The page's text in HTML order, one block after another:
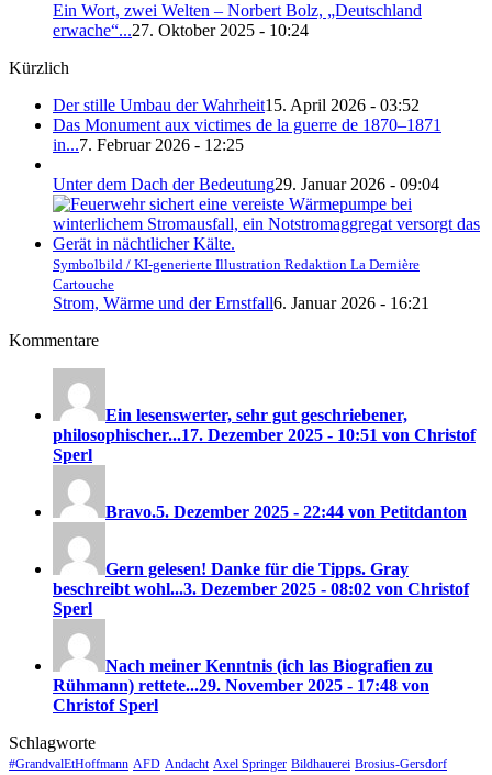
Ein Wort, zwei Welten – Norbert Bolz, „Deutschland
erwache“...27. Oktober 2025 - 10:24
Kürzlich
Der stille Umbau der Wahrheit15. April 2026 - 03:52
Das Monument aux victimes de la guerre de 1870–1871
in...7. Februar 2026 - 12:25
Unter dem Dach der Bedeutung29. Januar 2026 - 09:04
Symbolbild / KI-generierte Illustration Redaktion La Dernière
Cartouche
Strom, Wärme und der Ernstfall6. Januar 2026 - 16:21
Kommentare
Ein lesenswerter, sehr gut geschriebener,
philosophischer...17. Dezember 2025 - 10:51 von Christof
Sperl
Bravo.5. Dezember 2025 - 22:44 von Petitdanton
Gern gelesen! Danke für die Tipps. Gray
beschreibt wohl...3. Dezember 2025 - 08:02 von Christof
Sperl
Nach meiner Kenntnis (ich las Biografien zu
Rühmann) rettete...29. November 2025 - 17:48 von
Christof Sperl
Schlagworte
#GrandvalEtHoffmann AFD Andacht Axel Springer Bildhauerei Brosius-Gersdorf